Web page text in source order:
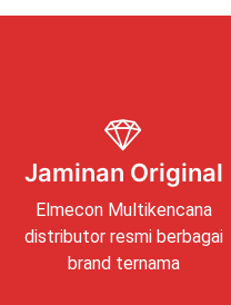
Jaminan Original
Elmecon Multikencana
distributor resmi berbagai
brand ternama